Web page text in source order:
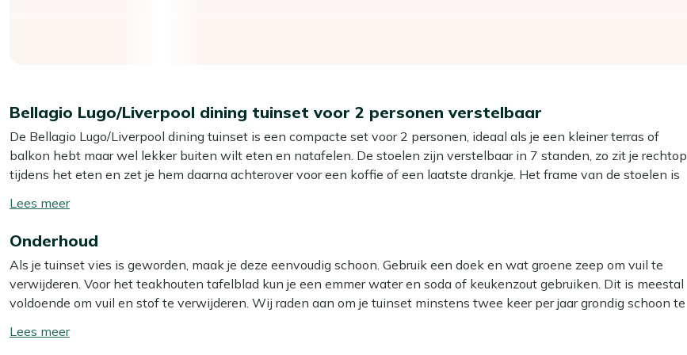
Bellagio Lugo/Liverpool dining tuinset voor 2 personen verstelbaar
De Bellagio Lugo/Liverpool dining tuinset is een compacte set voor 2 personen, ideaal als je een kleiner terras of
balkon hebt maar wel lekker buiten wilt eten en natafelen. De stoelen zijn verstelbaar in 7 standen, zo zit je rechtop
tijdens het eten en zet je hem daarna achterover voor een koffie of een laatste drankje. Het frame van de stoelen is
centimeter is sterk en kan gewoon buiten staan, en het ademende textileen in de zitting zorgt dat je ook bij warm
Eigenschappen
2 verstelbare stoelen:Je kiest uit 7 standen, van actief eten tot lekker achterover leunen met een boek.
Textileen zitting en rug:
Toon/verberg
meer
Onderhoud
Als je tuinset vies is geworden, maak je deze eenvoudig schoon. Gebruik een doek en wat groene zeep om vuil te
verwijderen. Voor het teakhouten tafelblad kun je een emmer water en soda of keukenzout gebruiken. Dit is meestal
voldoende om vuil en stof te verwijderen. Wij raden aan om je tuinset minstens twee keer per jaar grondig schoon te
het teakhouten tafelblad. Let op: gebruik géén hogedrukreiniger. Dit lijkt handig, maar kan het materiaal beschadigen.
Toon/verberg